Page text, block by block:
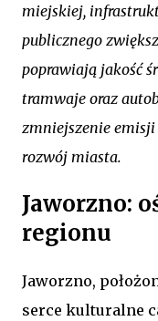
miejskiej,
publicznego
poprawiają jakość
tramwaje oraz
zmniejszenie
rozwój miasta.
Jaworzno:
regionu
Jaworzno,
serce kulturalne